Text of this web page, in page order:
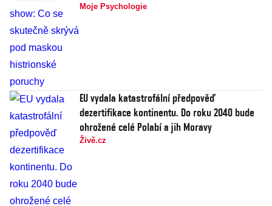
Moje Psychologie
EU vydala katastrofální předpověď
dezertifikace kontinentu. Do roku 2040 bude
ohrožené celé Polabí a jih Moravy
Živě.cz